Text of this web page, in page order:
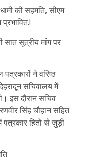
की सहमति, सीएम
सात सूत्रीय मांग पर
पत्रकारों ने वरिष्ठ
सचिवालय में
इस दौरान सचिव
सिंह चौहान सहित
हितों से जुड़ी